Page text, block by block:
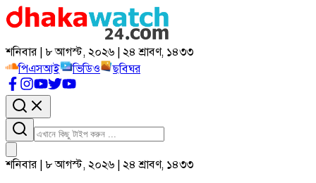
শনিবার | ৮ আগস্ট, ২০২৬ | ২৪ শ্রাবণ, ১৪৩৩
পিএসআই
ভিডিও ছবিঘর
শনিবার | ৮ আগস্ট, ২০২৬ | ২৪ শ্রাবণ, ১৪৩৩